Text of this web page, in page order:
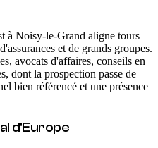
à Noisy-le-Grand aligne tours
et de grands groupes.
avocats d'affaires, conseils en
dont la prospection passe de
bien référencé et une présence
d'Europe